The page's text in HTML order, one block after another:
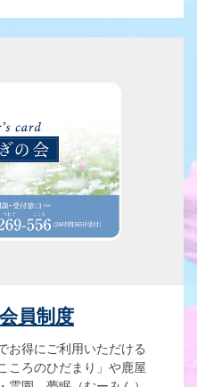
員制度
お得にご利用いただける
ころのひだまり」や鹿屋